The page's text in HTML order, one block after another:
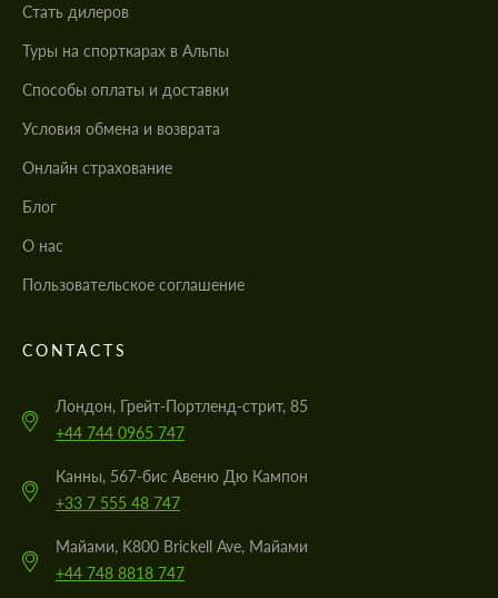
Стать дилеров
Туры на спорткарах в Альпы
Cпособы оплаты и доставки
Условия обмена и возврата
Онлайн страхование
Блог
О нас
Пользовательское соглашение
CONTACTS
Лондон, Грейт-Портленд-стрит, 85
+44 744 0965 747
Канны, 567-бис Авеню Дю Кампон
+33 7 555 48 747
Майами, K800 Brickell Ave, Майами
+44 748 8818 747